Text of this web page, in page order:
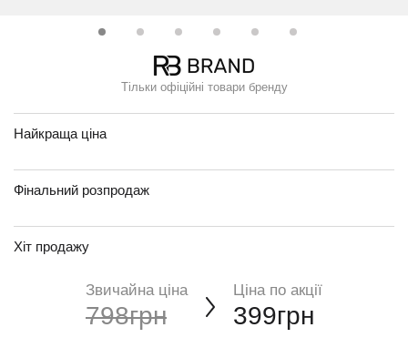
Тільки офіційні товари бренду
Найкраща ціна
Фінальний розпродаж
Хіт продажу
Звичайна ціна
798грн
Ціна по акції
399грн